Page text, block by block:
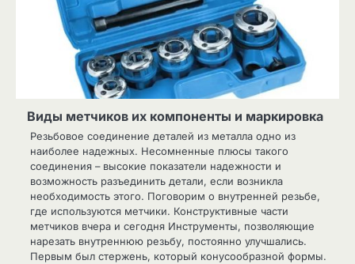
Виды метчиков их компоненты и маркировка
Резьбовое соединение деталей из металла одно из
наиболее надежных. Несомненные плюсы такого
соединения – высокие показатели надежности и
возможность разъединить детали, если возникла
необходимость этого. Поговорим о внутренней резьбе,
где используются метчики. Конструктивные части
метчиков вчера и сегодня Инструменты, позволяющие
нарезать внутреннюю резьбу, постоянно улучшались.
Первым был стержень, который конусообразной формы.